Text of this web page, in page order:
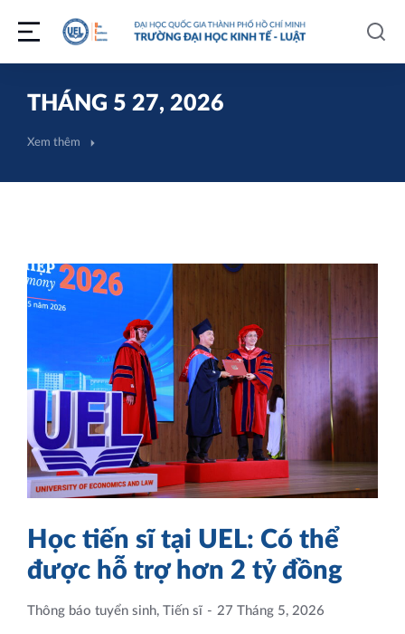
THÁNG 5 27, 2026
Xem thêm
Học tiến sĩ tại UEL: Có thể
được hỗ trợ hơn 2 tỷ đồng
Thông báo tuyển sinh, Tiến sĩ 27 Tháng 5, 2026